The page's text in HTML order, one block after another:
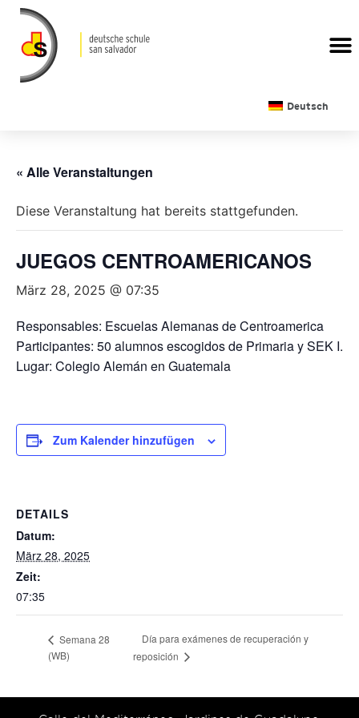
Deutsch
« Alle Veranstaltungen
Diese Veranstaltung hat bereits stattgefunden.
JUEGOS CENTROAMERICANOS
März 28, 2025 @ 07:35
Responsables: Escuelas Alemanas de Centroamerica
Participantes: 50 alumnos escogidos de Primaria y SEK I.
Lugar: Colegio Alemán en Guatemala
Zum Kalender hinzufügen
DETAILS
Datum:
März 28, 2025
Zeit:
07:35
Semana 28
(WB)
Día para exámenes de recuperación y
reposición